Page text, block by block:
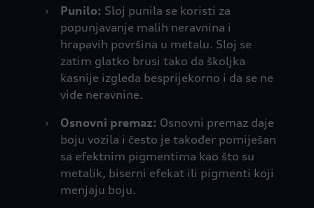
›
Punilo: Sloj punila se koristi za
popunjavanje malih neravnina i
hrapavih površina u metalu. Sloj se
zatim glatko brusi tako da školjka
kasnije izgleda besprijekorno i da se ne
vide neravnine.
›
Osnovni premaz: Osnovni premaz daje
boju vozila i često je također pomiješan
sa efektnim pigmentima kao što su
metalik, biserni efekat ili pigmenti koji
menjaju boju.